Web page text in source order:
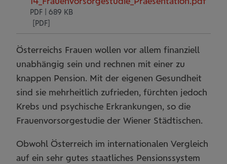
PDF | 689 KB
Österreichs Frauen wollen vor allem finanziell
unabhängig sein und rechnen mit einer zu
knappen Pension. Mit der eigenen Gesundheit
sind sie mehrheitlich zufrieden, fürchten jedoch
Krebs und psychische Erkrankungen, so die
Frauenvorsorgestudie der Wiener Städtischen.
Obwohl Österreich im internationalen Vergleich
auf ein sehr gutes staatliches Pensionssystem